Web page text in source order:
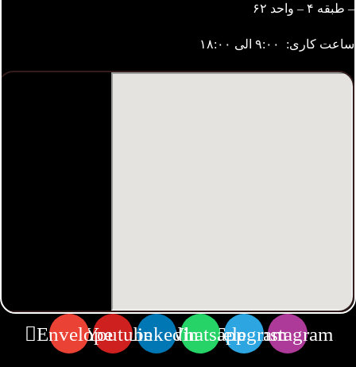
– طبقه ۴ – واحد ۶۲
ساعت کاری: ۹:۰۰ الی ۱۸:۰۰
Instagram
Telegram
Whatsapp
Linkedin
Youtube
Envelope